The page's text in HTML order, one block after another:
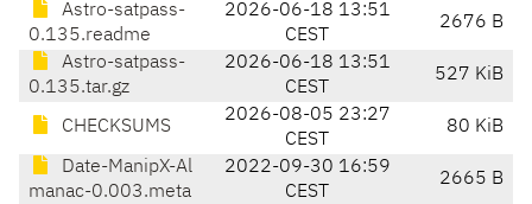
Astro-satpass-
0.135.readme
2026-06-18 13:51
CEST
2676 B
Astro-satpass-
0.135.tar.gz
2026-06-18 13:51
CEST
527 KiB
CHECKSUMS
2026-08-05 23:27
CEST
80 KiB
Date-ManipX-Al
manac-0.003.meta
2022-09-30 16:59
CEST
2665 B